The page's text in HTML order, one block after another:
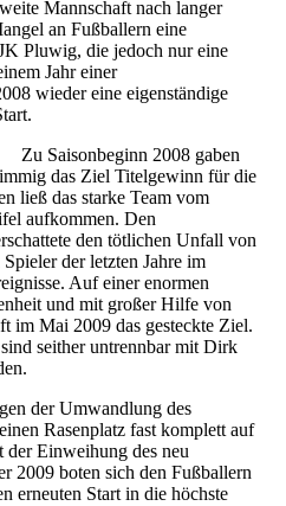
Mannschaft nach langer
an Fußballern eine
Pluwig, die jedoch nur eine
Jahr einer
wieder eine eigenständige
Zu Saisonbeginn 2008 gaben
das Ziel Titelgewinn für die
ließ das starke Team vom
aufkommen. Den
den tötlichen Unfall von
der letzten Jahre im
Auf einer enormen
und mit großer Hilfe von
im Mai 2009 das gesteckte Ziel.
seither untrennbar mit Dirk
der Umwandlung des
Rasenplatz fast komplett auf
der Einweihung des neu
2009 boten sich den Fußballern
erneuten Start in die höchste